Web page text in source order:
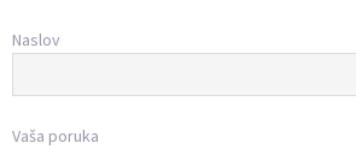
Naslov
Vaša poruka